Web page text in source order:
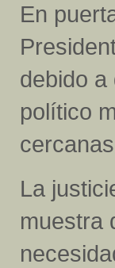
En
debido a
político
La
muestra